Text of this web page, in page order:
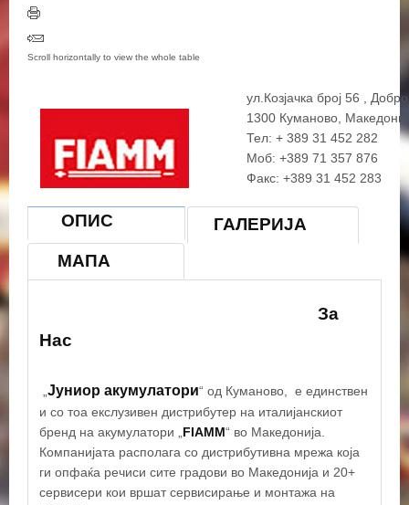
ул.Козјачка број 56 ,
1300 Куманово,
Тел: + 389 31 452 282
Моб: +389 71 357 876
Факс: +389 31 452 283
ОПИС
ГАЛЕРИЈА
МАПА
За
Нас
Јуниор акумулатори“ од Куманово, е единствен
и со тоа екслузивен дистрибутер на италијанскиот
бренд на акумулатори „ FIAMM“ во Македонија.
Компанијата располага со дистрибутивна мрежа која
ги опфаќа речиси сите градови во Македонија и 20+
сервисери кои вршат сервисирање и монтажа на